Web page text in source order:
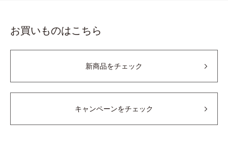
お買いものはこちら
新商品をチェック
キャンペーンをチェック